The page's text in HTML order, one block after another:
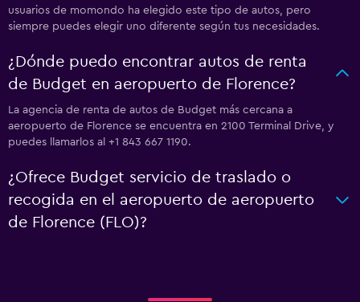
usuarios de momondo ha elegido este tipo de autos, pero
siempre puedes elegir uno diferente según tus necesidades.
¿Dónde puedo encontrar autos de renta
de Budget en aeropuerto de Florence?
La agencia de renta de autos de Budget más cercana a
aeropuerto de Florence se encuentra en 2100 Terminal Drive, y
puedes llamarlos al +1 843 667 1190.
¿Ofrece Budget servicio de traslado o
recogida en el aeropuerto de aeropuerto
de Florence (FLO)?